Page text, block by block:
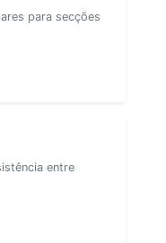
para secções
entre